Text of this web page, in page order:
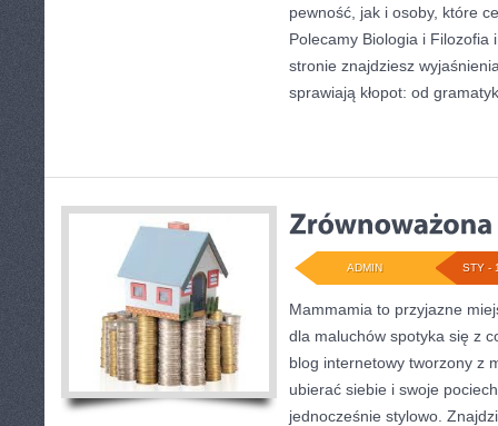
pewność, jak i osoby, które
Polecamy Biologia i Filozofia
stronie znajdziesz
sprawiają kłopot: od
STY -
ADMIN
Mammamia to przyjazne
dla maluchów spotyka się z
blog internetowy tworzony z
ubierać siebie i swoje
jednocześnie stylowo.